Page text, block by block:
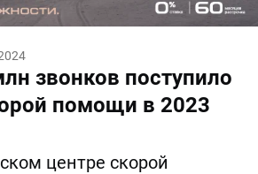
звонков поступило
помощи в 2023
центре скорой